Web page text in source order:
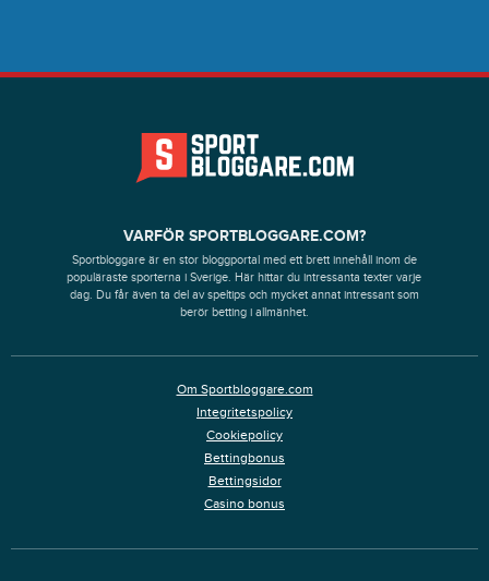
VARFÖR SPORTBLOGGARE.COM?
Sportbloggare är en stor bloggportal med ett brett innehåll inom de
populäraste sporterna i Sverige. Här hittar du intressanta texter varje
dag. Du får även ta del av speltips och mycket annat intressant som
berör betting i allmänhet.
Om Sportbloggare.com
Integritetspolicy
Cookiepolicy
Bettingbonus
Bettingsidor
Casino bonus